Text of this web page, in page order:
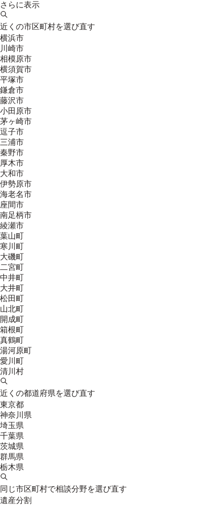
さらに表示
近くの市区町村を選び直す
横浜市
川崎市
相模原市
横須賀市
平塚市
鎌倉市
藤沢市
小田原市
茅ヶ崎市
逗子市
三浦市
秦野市
厚木市
大和市
伊勢原市
海老名市
座間市
南足柄市
綾瀬市
葉山町
寒川町
大磯町
二宮町
中井町
大井町
松田町
山北町
開成町
箱根町
真鶴町
湯河原町
愛川町
清川村
近くの都道府県を選び直す
東京都
神奈川県
埼玉県
千葉県
茨城県
群馬県
栃木県
同じ市区町村で相談分野を選び直す
遺産分割